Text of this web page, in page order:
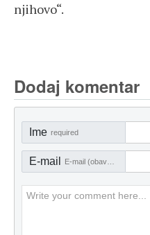
njihovo“.
Dodaj komentar
Ime required
E-mail